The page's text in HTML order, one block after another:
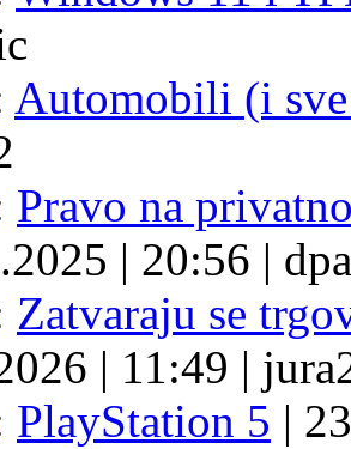
Automobili (i
Pravo na
| 20:56 |
Zatvaraju se
| 11:49 |
PlayStation 5 |